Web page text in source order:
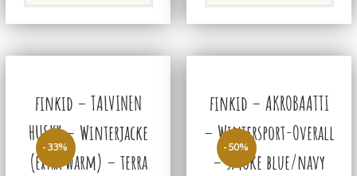
-33%
finkid – TALVINEN
HUSKY – Winterjacke
(extra warm) – terra
-50%
finkid – AKROBAATTI
– Wintersport-Overall
– smoke blue/navy